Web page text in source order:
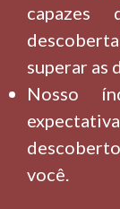
superar as
Nosso
você.